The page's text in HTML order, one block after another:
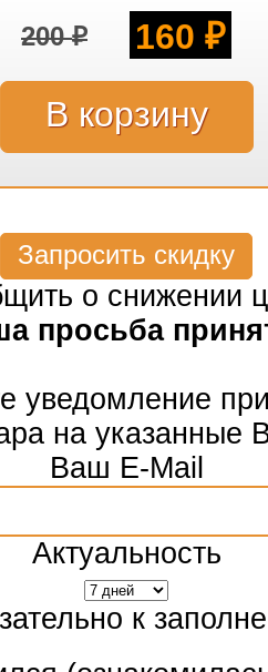
200₽ 160 ₽
Запросить скидку
о снижении
просьба
уведомление
на указанные
Ваш E-Mail
Актуальность
к